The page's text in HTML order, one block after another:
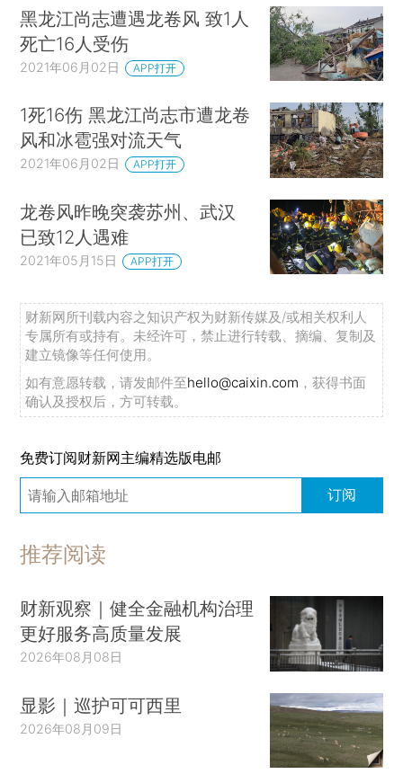
黑龙江尚志遭遇龙卷风 致1人
死亡16人受伤
2021年06月02日 APP打开
1死16伤 黑龙江尚志市遭龙卷
风和冰雹强对流天气
2021年06月02日 APP打开
龙卷风昨晚突袭苏州、武汉
已致12人遇难
2021年05月15日 APP打开
财新网所刊载内容之知识产权为财新传媒及/或相关权利人
专属所有或持有。未经许可，禁止进行转载、摘编、复制及
建立镜像等任何使用。
如有意愿转载，请发邮件至hello@caixin.com ，获得书面
确认及授权后，方可转载。
免费订阅财新网主编精选版电邮
订阅
推荐阅读
财新观察｜健全金融机构治理
更好服务高质量发展
2026年08月08日
显影｜巡护可可西里
2026年08月09日